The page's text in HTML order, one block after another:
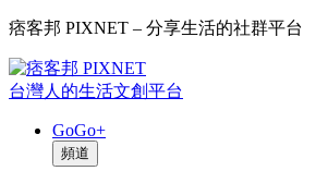
痞客邦 PIXNET – 分享生活的社群平台
台灣人的生活文創平台
GoGo+
頻道